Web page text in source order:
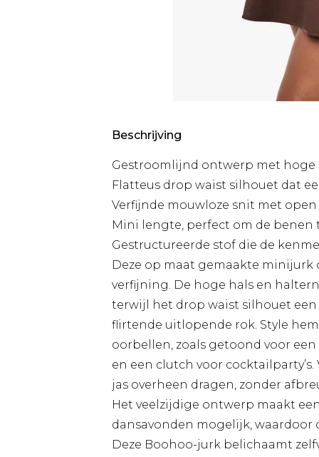
Beschrijving
Gestroomlijnd ontwerp met
Flatteus drop waist silhouet dat
Verfijnde mouwloze snit met open
Mini lengte, perfect om de benen
Gestructureerde stof die de
Deze op maat gemaakte
verfijning. De hoge hals en
terwijl het drop waist silhouet
flirtende uitlopende rok. Style
oorbellen, zoals getoond voor
en een clutch voor
jas overheen dragen, zonder
Het veelzijdige ontwerp maakt
dansavonden mogelijk, waardoor
Deze Boohoo-jurk belichaamt